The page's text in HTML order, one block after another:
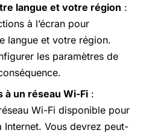
langue et votre région :
à l’écran pour
langue et votre région.
les paramètres de
un réseau Wi-Fi :
Wi-Fi disponible pour
Internet. Vous devrez peut-